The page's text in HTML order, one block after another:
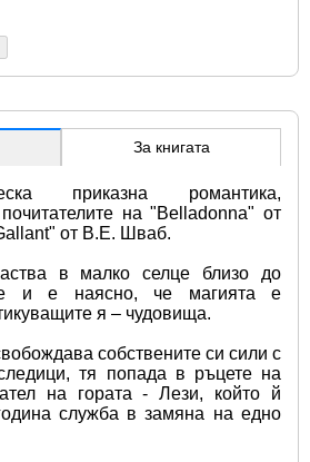
За книгата
приказна романтика,
на "Belladonna" от
от В.Е. Шваб.
в малко селце близо до
и е наясно, че магията е
я – чудовища.
собствените си сили с
тя попада в ръцете на
на гората - Лези, който й
служба в замяна на едно